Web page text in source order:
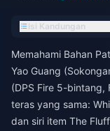
Isi Kandungan
Memahami Bahan
Yao Guang
(DPS Fire 5-bintang,
teras yang sama:
dan siri item The